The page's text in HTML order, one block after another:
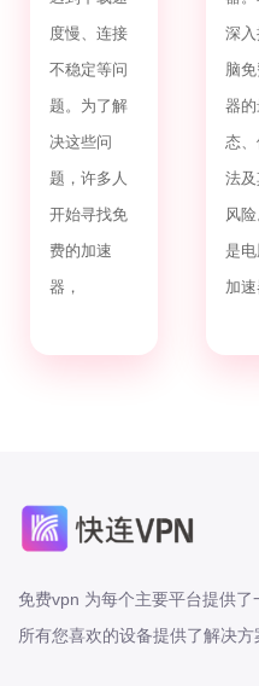
度慢、连接
不稳定等问
题。为了解
决这些问
题，许多人
开始寻找免
费的加速
器，
深
脑
器
态
法
风
是
加速
免费vpn 为每个主要平台提供
所有您喜欢的设备提供了解决方